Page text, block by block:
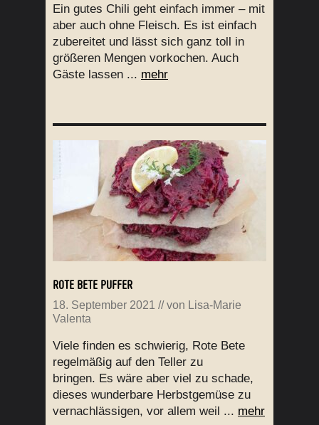
Ein gutes Chili geht einfach immer – mit
aber auch ohne Fleisch. Es ist einfach
zubereitet und lässt sich ganz toll in
größeren Mengen vorkochen. Auch
Gäste lassen ... mehr
ROTE BETE PUFFER
18. September 2021 // von Lisa-Marie
Valenta
Viele finden es schwierig, Rote Bete
regelmäßig auf den Teller zu
bringen. Es wäre aber viel zu schade,
dieses wunderbare Herbstgemüse zu
vernachlässigen, vor allem weil ... mehr